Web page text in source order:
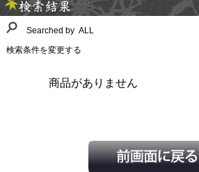
検索結果
Searched by ALL
検索条件を変更する
商品がありません